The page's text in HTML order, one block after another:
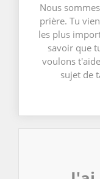
Nous
prière. Tu
les plus
savoir que
voulons
sujet de